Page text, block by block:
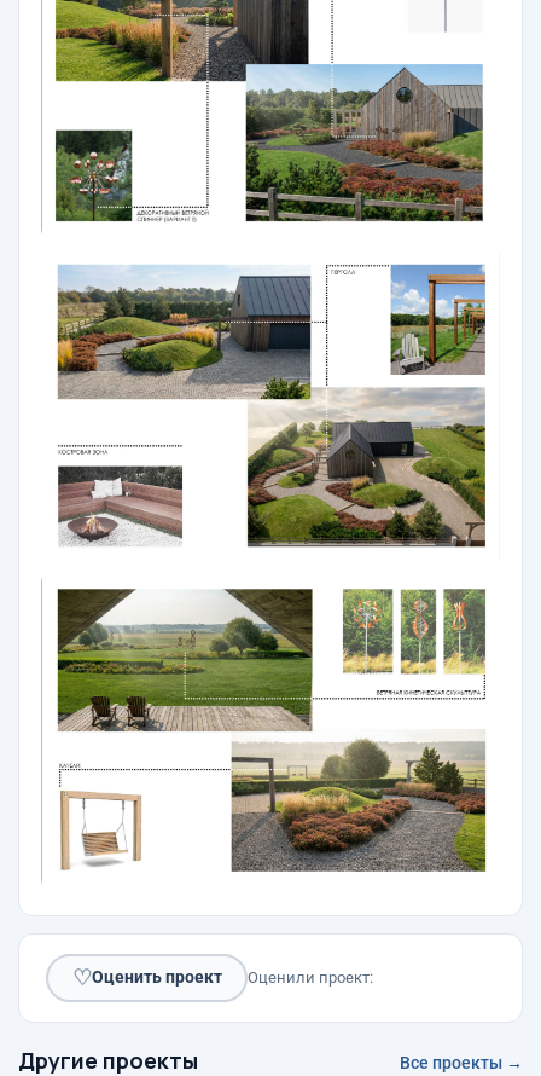
♡Оценить проект Оценили проект:
Другие проекты Все проекты →